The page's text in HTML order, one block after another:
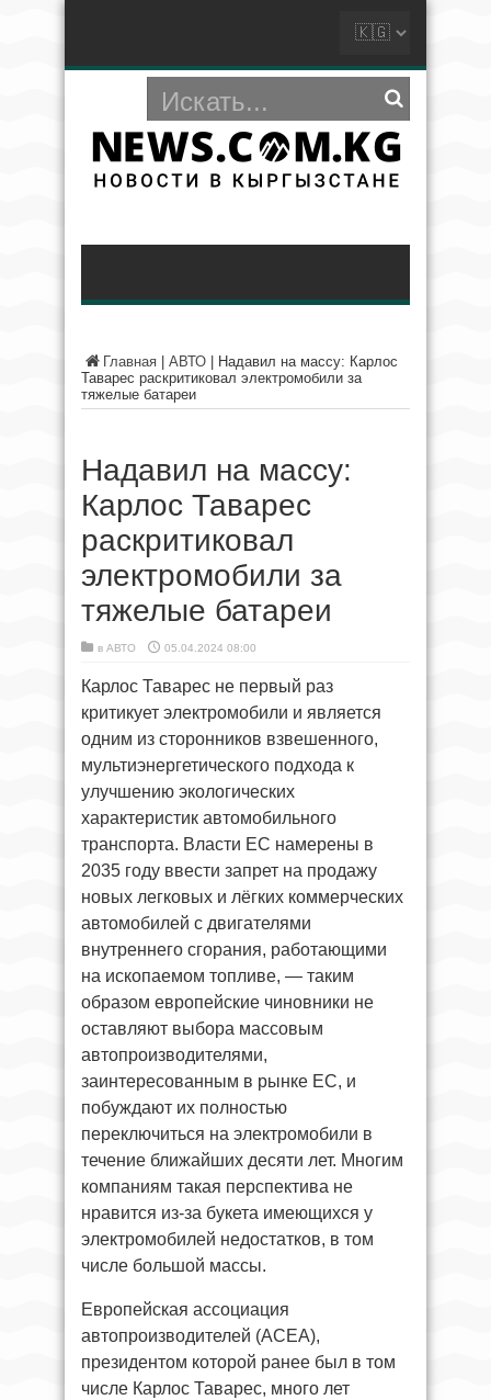
Главная АВТО
Надавил на массу: Карлос
Таварес раскритиковал электромобили за
тяжелые батареи
Надавил на массу:
Карлос Таварес
раскритиковал
электромобили за
тяжелые батареи
в АВТО 05.04.2024 08:00
Карлос Таварес не первый раз
критикует электромобили и является
одним из сторонников взвешенного,
мультиэнергетического подхода к
улучшению экологических
характеристик автомобильного
транспорта. Власти ЕС намерены в
2035 году ввести запрет на продажу
новых легковых и лёгких коммерческих
автомобилей с двигателями
внутреннего сгорания, работающими
на ископаемом топливе, — таким
образом европейские чиновники не
оставляют выбора массовым
автопроизводителями,
заинтересованным в рынке ЕС, и
побуждают их полностью
переключиться на электромобили в
течение ближайших десяти лет. Многим
компаниям такая перспектива не
нравится из-за букета имеющихся у
электромобилей недостатков, в том
числе большой массы.
Европейская ассоциация
автопроизводителей (ACEA),
президентом которой ранее был в том
числе Карлос Таварес, много лет